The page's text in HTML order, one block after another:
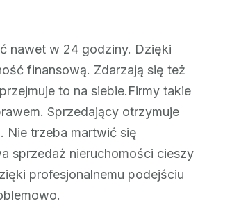
nawet w 24 godziny. Dzięki
finansową. Zdarzają się też
to na siebie.Firmy takie
Sprzedający otrzymuje
Nie trzeba martwić się
sprzedaż nieruchomości cieszy
profesjonalnemu podejściu